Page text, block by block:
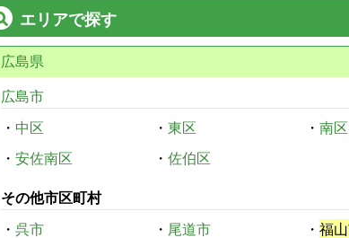
エリアで探す
広島県
広島市
・ 中区 ・ 東区 ・ 南区
・ 安佐南区 ・ 佐伯区
その他市区町村
・ 呉市 ・ 尾道市 ・ 福